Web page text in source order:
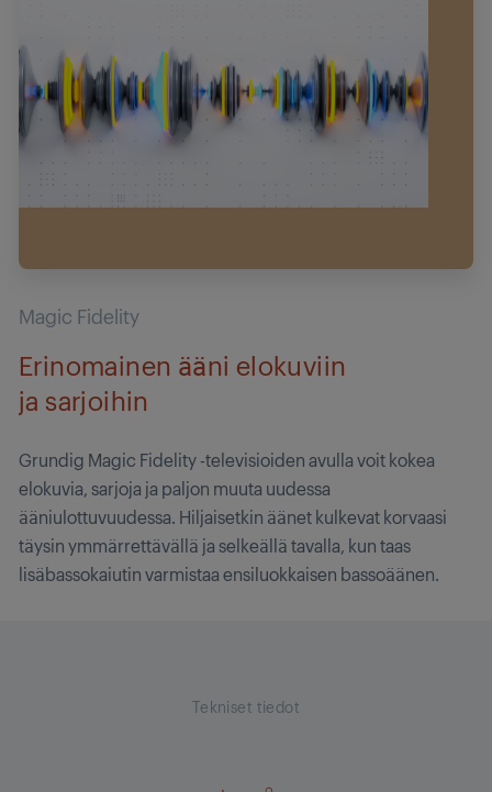
Magic Fidelity
Erinomainen ääni elokuviin
ja sarjoihin
Grundig Magic Fidelity -televisioiden avulla voit kokea
elokuvia, sarjoja ja paljon muuta uudessa
ääniulottuvuudessa. Hiljaisetkin äänet kulkevat korvaasi
täysin ymmärrettävällä ja selkeällä tavalla, kun taas
lisäbassokaiutin varmistaa ensiluokkaisen bassoäänen.
Tekniset tiedot